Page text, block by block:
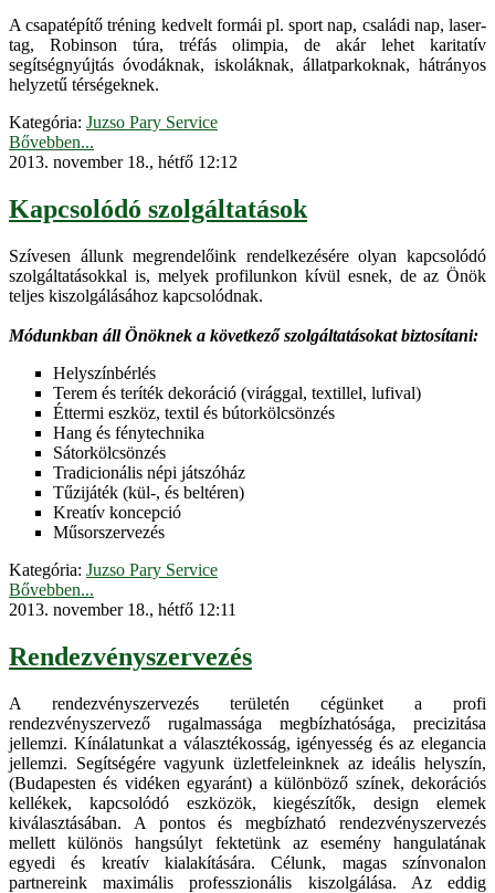
A csapatépítő tréning kedvelt formái pl. sport nap, családi nap, laser-
tag, Robinson túra, tréfás olimpia, de akár lehet karitatív
segítségnyújtás óvodáknak, iskoláknak, állatparkoknak, hátrányos
helyzetű térségeknek.
Kategória: Juzso Pary Service
Bővebben...
2013. november 18., hétfő 12:12
Kapcsolódó szolgáltatások
Szívesen állunk megrendelőink rendelkezésére olyan kapcsolódó
szolgáltatásokkal is, melyek profilunkon kívül esnek, de az Önök
teljes kiszolgálásához kapcsolódnak.
Módunkban áll Önöknek a következő szolgáltatásokat biztosítani:
Helyszínbérlés
Terem és teríték dekoráció (virággal, textillel, lufival)
Éttermi eszköz, textil és bútorkölcsönzés
Hang és fénytechnika
Sátorkölcsönzés
Tradicionális népi játszóház
Tűzijáték (kül-, és beltéren)
Kreatív koncepció
Műsorszervezés
Kategória: Juzso Pary Service
Bővebben...
2013. november 18., hétfő 12:11
Rendezvényszervezés
A rendezvényszervezés területén cégünket a profi
rendezvényszervező rugalmassága megbízhatósága, precizitása
jellemzi. Kínálatunkat a választékosság, igényesség és az elegancia
jellemzi. Segítségére vagyunk üzletfeleinknek az ideális helyszín,
(Budapesten és vidéken egyaránt) a különböző színek, dekorációs
kellékek, kapcsolódó eszközök, kiegészítők, design elemek
kiválasztásában. A pontos és megbízható rendezvényszervezés
mellett különös hangsúlyt fektetünk az esemény hangulatának
egyedi és kreatív kialakítására. Célunk, magas színvonalon
partnereink maximális professzionális kiszolgálása. Az eddig